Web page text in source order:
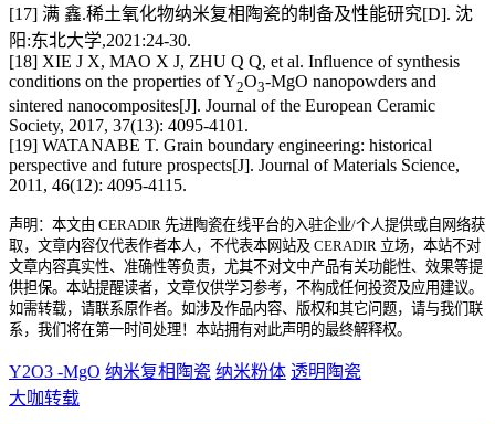
[17] 满 鑫.稀土氧化物纳米复相陶瓷的制备及性能研究[D]. 沈
阳:东北大学,2021:24-30.
[18] XIE J X, MAO X J, ZHU Q Q, et al. Influence of synthesis
conditions on the properties of Y2O3-MgO nanopowders and
sintered nanocomposites[J]. Journal of the European Ceramic
Society, 2017, 37(13): 4095-4101.
[19] WATANABE T. Grain boundary engineering: historical
perspective and future prospects[J]. Journal of Materials Science,
2011, 46(12): 4095-4115.
声明：本文由 CERADIR 先进陶瓷在线平台的入驻企业/个人提供或自网络获
取，文章内容仅代表作者本人，不代表本网站及 CERADIR 立场，本站不对
文章内容真实性、准确性等负责，尤其不对文中产品有关功能性、效果等提
供担保。本站提醒读者，文章仅供学习参考，不构成任何投资及应用建议。
如需转载，请联系原作者。如涉及作品内容、版权和其它问题，请与我们联
系，我们将在第一时间处理！本站拥有对此声明的最终解释权。
Y2O3 -MgO 纳米复相陶瓷 纳米粉体 透明陶瓷
大咖转载